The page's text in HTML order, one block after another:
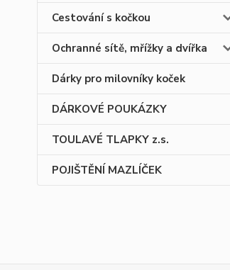
Cestování s kočkou
Ochranné sítě, mřížky a dvířka
Dárky pro milovníky koček
DÁRKOVÉ POUKÁZKY
TOULAVÉ TLAPKY z.s.
POJIŠTĚNÍ MAZLÍČEK